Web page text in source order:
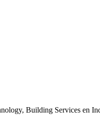
Building Services en